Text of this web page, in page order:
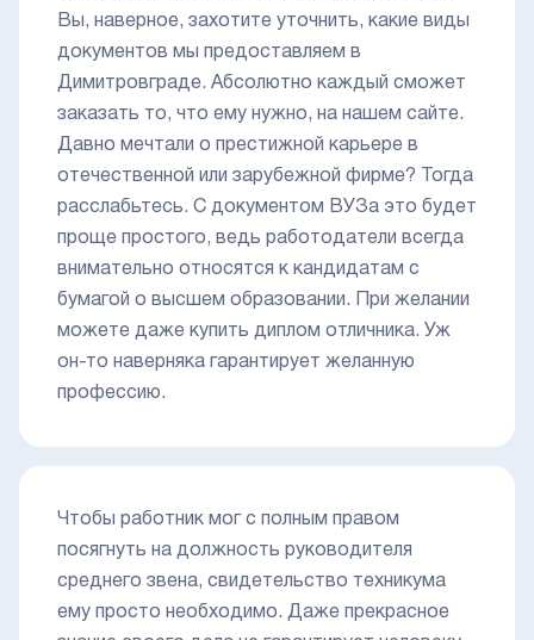
Вы, наверное, захотите уточнить, какие виды
документов мы предоставляем в
Димитровграде. Абсолютно каждый сможет
заказать то, что ему нужно, на нашем сайте.
Давно мечтали о престижной карьере в
отечественной или зарубежной фирме? Тогда
расслабьтесь. С документом ВУЗа это будет
проще простого, ведь работодатели всегда
внимательно относятся к кандидатам с
бумагой о высшем образовании. При желании
можете даже купить диплом отличника. Уж
он-то наверняка гарантирует желанную
профессию.
Чтобы работник мог с полным правом
посягнуть на должность руководителя
среднего звена, свидетельство техникума
ему просто необходимо. Даже прекрасное